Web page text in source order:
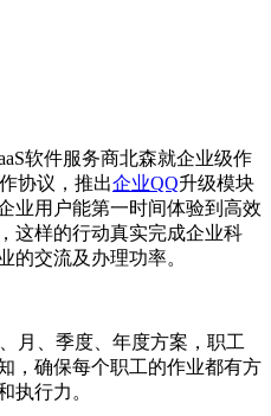
软件服务商北森就企业级作
协议，推出企业QQ升级模块
用户能第一时间体验到高效
这样的行动真实完成企业科
的交流及办理功率。
月、季度、年度方案，职工
，确保每个职工的作业都有方
执行力。